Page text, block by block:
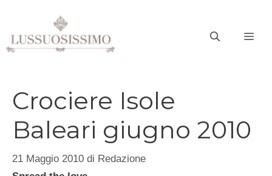
contenuto
Crociere Isole
Baleari giugno 2010
21 Maggio 2010 di Redazione